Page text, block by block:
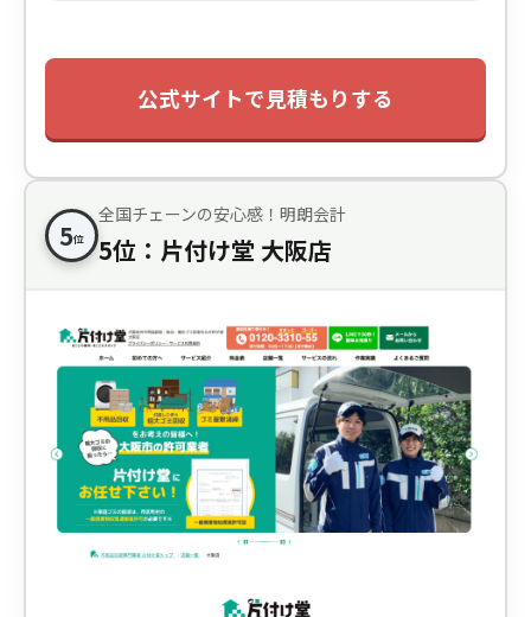
公式サイトで見積もりする
5位
全国チェーンの安心感！明朗会計
5位：片付け堂 大阪店